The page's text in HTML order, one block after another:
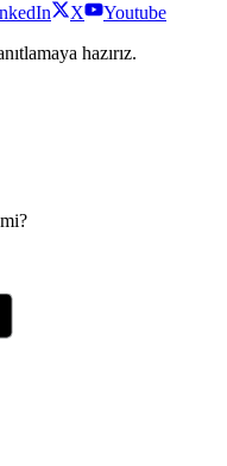
X
Youtube
hazırız.